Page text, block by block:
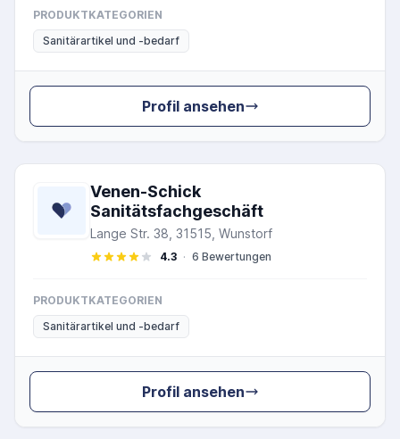
PRODUKTKATEGORIEN
Sanitärartikel und -bedarf
Profil ansehen
Venen-Schick
Sanitätsfachgeschäft
Lange Str. 38, 31515, Wunstorf
4.3 · 6 Bewertungen
PRODUKTKATEGORIEN
Sanitärartikel und -bedarf
Profil ansehen